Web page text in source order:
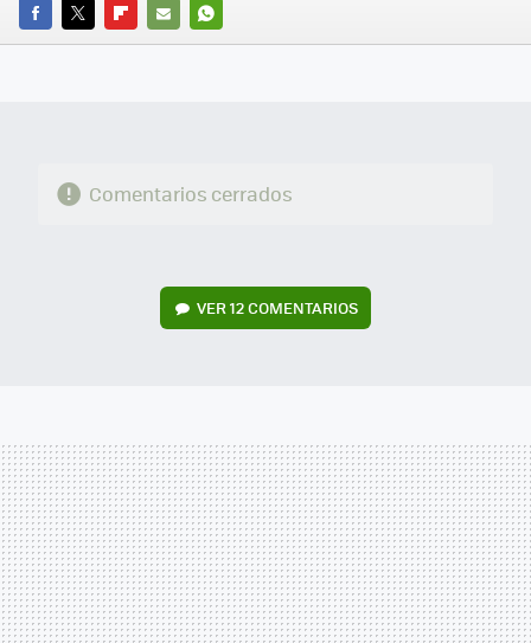
FACEBOOK
TWITTERFLIPBOARD
E-
WHATSAPP
Comentarios cerrados
VER 12 COMENTARIOS